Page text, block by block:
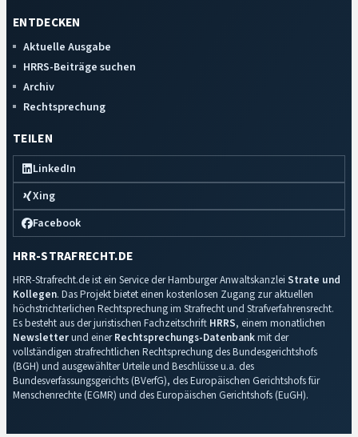
ENTDECKEN
Aktuelle Ausgabe
HRRS-Beiträge suchen
Archiv
Rechtsprechung
TEILEN
LinkedIn
Xing
Facebook
HRR-STRAFRECHT.DE
HRR-Strafrecht.de ist ein Service der Hamburger Anwaltskanzlei Strate und
Kollegen. Das Projekt bietet einen kostenlosen Zugang zur aktuellen
höchstrichterlichen Rechtsprechung im Strafrecht und Strafverfahrensrecht.
Es besteht aus der juristischen Fachzeitschrift HRRS, einem monatlichen
Newsletterund einerRechtsprechungs-Datenbankmit der
vollständigen strafrechtlichen Rechtsprechung des Bundesgerichtshofs
(BGH) und ausgewählter Urteile und Beschlüsse u.a. des
Bundesverfassungsgerichts (BVerfG), des Europäischen Gerichtshofs für
Menschenrechte (EGMR) und des Europäischen Gerichtshofs (EuGH).